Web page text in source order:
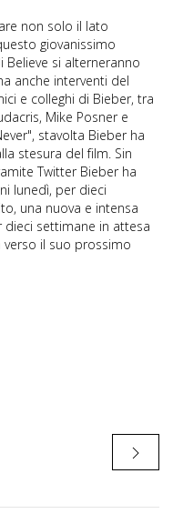
non solo il lato
giovanissimo
Believe si alterneranno
anche interventi del
e colleghi di Bieber, tra
Mike Posner e
stavolta Bieber ha
stesura del film. Sin
Twitter Bieber ha
lunedì, per dieci
una nuova e intensa
dieci settimane in attesa
verso il suo prossimo